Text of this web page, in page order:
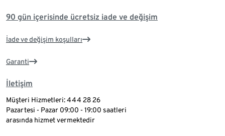
90 gün içerisinde ücretsiz iade ve değişim
İade ve değişim koşulları
Garanti
İletişim
Müşteri Hizmetleri: 444 28 26
Pazartesi - Pazar 09:00 - 19:00 saatleri
arasında hizmet vermektedir